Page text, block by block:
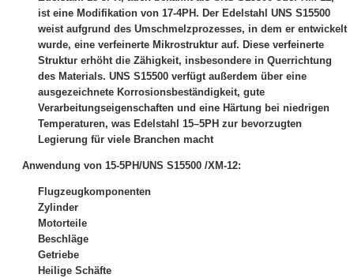
ist eine Modifikation von 17-4PH. Der Edelstahl UNS S15500
weist aufgrund des Umschmelzprozesses, in dem er entwickelt
wurde, eine verfeinerte Mikrostruktur auf. Diese verfeinerte
Struktur erhöht die Zähigkeit, insbesondere in Querrichtung
des Materials. UNS S15500 verfügt außerdem über eine
ausgezeichnete Korrosionsbeständigkeit, gute
Verarbeitungseigenschaften und eine Härtung bei niedrigen
Temperaturen, was Edelstahl 15–5PH zur bevorzugten
Legierung für viele Branchen macht
Anwendung von 15-5PH/UNS S15500 /XM-12:
Flugzeugkomponenten
Zylinder
Motorteile
Beschläge
Getriebe
Heilige Schäfte